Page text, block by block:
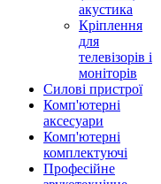
акустика
Кріплення
для
телевізорів і
моніторів
Силові пристрої
Комп'ютерні
аксесуари
Комп'ютерні
комплектуючі
Професійне